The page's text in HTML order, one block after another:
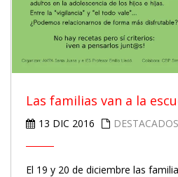
Las familias van a la
13 DIC 2016 DESTACADOS
El 19 y 20 de diciembre las